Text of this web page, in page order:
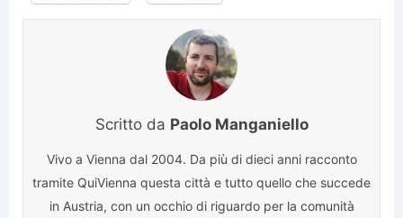
Scritto da Paolo Manganiello
Vivo a Vienna dal 2004. Da più di dieci anni racconto
tramite QuiVienna questa città e tutto quello che succede
in Austria, con un occhio di riguardo per la comunità